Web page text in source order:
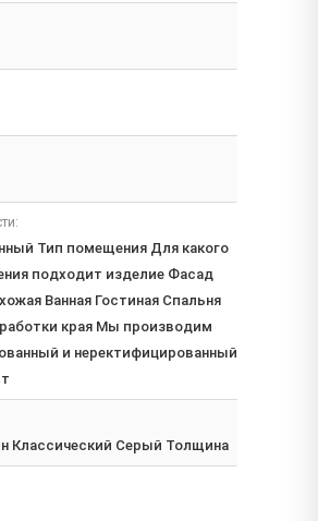
Тип помещения Для какого
подходит изделие Фасад
Ванная Гостиная Спальня
края Мы производим
и неректифицированный
Классический Серый Толщина